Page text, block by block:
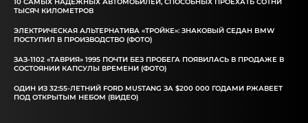
10 САМЫХ НАДЕЖНЫХ АВТОМОБИЛЕЙ, СПОСОБНЫХ ПРОЕХАТЬ СОТНИ
ТЫСЯЧ КИЛОМЕТРОВ
ЭЛЕКТРИЧЕСКАЯ АЛЬТЕРНАТИВА «ТРОЙКЕ»: ЗНАКОВЫЙ СЕДАН BMW
ПОСТУПИЛ В ПРОИЗВОДСТВО (ФОТО)
ЗАЗ-1102 «ТАВРИЯ» 1995 ПОЧТИ БЕЗ ПРОБЕГА ПОЯВИЛАСЬ В ПРОДАЖЕ В
СОСТОЯНИИ КАПСУЛЫ ВРЕМЕНИ (ФОТО)
ОДИН ИЗ 32:55-ЛЕТНИЙ FORD MUSTANG ЗА $200 000 ГОДАМИ РЖАВЕЕТ
ПОД ОТКРЫТЫМ НЕБОМ (ВИДЕО)